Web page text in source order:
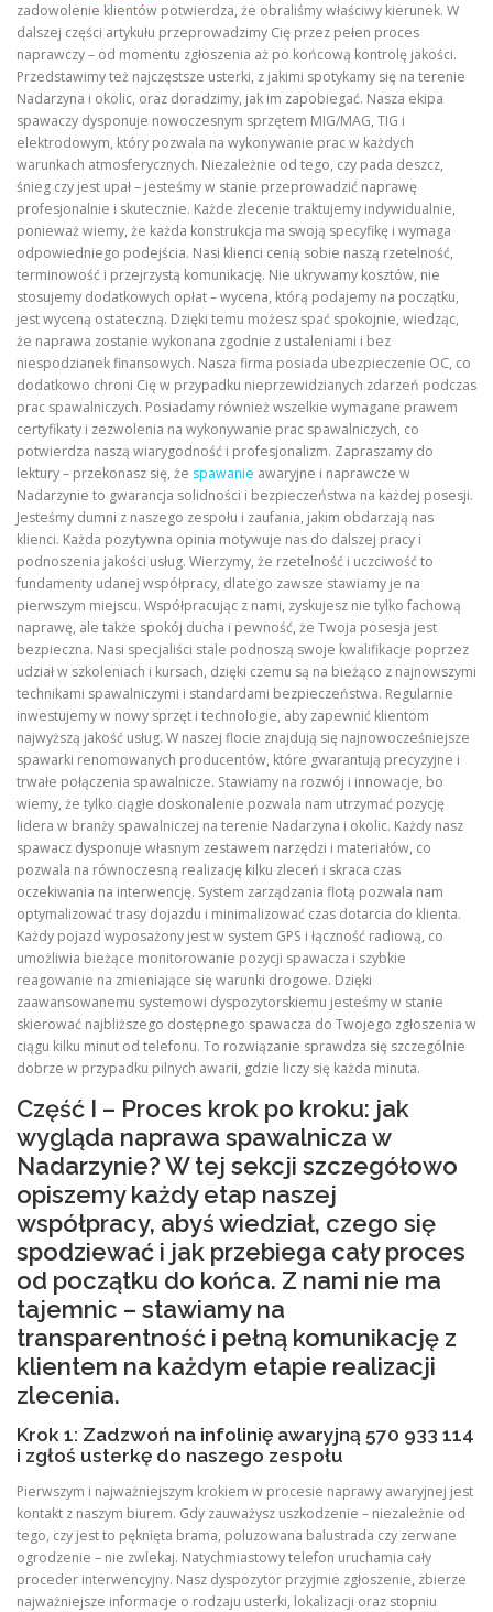
zadowolenie klientów potwierdza, że obraliśmy właściwy kierunek. W
dalszej części artykułu przeprowadzimy Cię przez pełen proces
naprawczy – od momentu zgłoszenia aż po końcową kontrolę jakości.
Przedstawimy też najczęstsze usterki, z jakimi spotykamy się na terenie
Nadarzyna i okolic, oraz doradzimy, jak im zapobiegać. Nasza ekipa
spawaczy dysponuje nowoczesnym sprzętem MIG/MAG, TIG i
elektrodowym, który pozwala na wykonywanie prac w każdych
warunkach atmosferycznych. Niezależnie od tego, czy pada deszcz,
śnieg czy jest upał – jesteśmy w stanie przeprowadzić naprawę
profesjonalnie i skutecznie. Każde zlecenie traktujemy indywidualnie,
ponieważ wiemy, że każda konstrukcja ma swoją specyfikę i wymaga
odpowiedniego podejścia. Nasi klienci cenią sobie naszą rzetelność,
terminowość i przejrzystą komunikację. Nie ukrywamy kosztów, nie
stosujemy dodatkowych opłat – wycena, którą podajemy na początku,
jest wyceną ostateczną. Dzięki temu możesz spać spokojnie, wiedząc,
że naprawa zostanie wykonana zgodnie z ustaleniami i bez
niespodzianek finansowych. Nasza firma posiada ubezpieczenie OC, co
dodatkowo chroni Cię w przypadku nieprzewidzianych zdarzeń podczas
prac spawalniczych. Posiadamy również wszelkie wymagane prawem
certyfikaty i zezwolenia na wykonywanie prac spawalniczych, co
potwierdza naszą wiarygodność i profesjonalizm. Zapraszamy do
lektury – przekonasz się, że spawanie awaryjne i naprawcze w
Nadarzynie to gwarancja solidności i bezpieczeństwa na każdej posesji.
Jesteśmy dumni z naszego zespołu i zaufania, jakim obdarzają nas
klienci. Każda pozytywna opinia motywuje nas do dalszej pracy i
podnoszenia jakości usług. Wierzymy, że rzetelność i uczciwość to
fundamenty udanej współpracy, dlatego zawsze stawiamy je na
pierwszym miejscu. Współpracując z nami, zyskujesz nie tylko fachową
naprawę, ale także spokój ducha i pewność, że Twoja posesja jest
bezpieczna. Nasi specjaliści stale podnoszą swoje kwalifikacje poprzez
udział w szkoleniach i kursach, dzięki czemu są na bieżąco z najnowszymi
technikami spawalniczymi i standardami bezpieczeństwa. Regularnie
inwestujemy w nowy sprzęt i technologie, aby zapewnić klientom
najwyższą jakość usług. W naszej flocie znajdują się najnowocześniejsze
spawarki renomowanych producentów, które gwarantują precyzyjne i
trwałe połączenia spawalnicze. Stawiamy na rozwój i innowacje, bo
wiemy, że tylko ciągłe doskonalenie pozwala nam utrzymać pozycję
lidera w branży spawalniczej na terenie Nadarzyna i okolic. Każdy nasz
spawacz dysponuje własnym zestawem narzędzi i materiałów, co
pozwala na równoczesną realizację kilku zleceń i skraca czas
oczekiwania na interwencję. System zarządzania flotą pozwala nam
optymalizować trasy dojazdu i minimalizować czas dotarcia do klienta.
Każdy pojazd wyposażony jest w system GPS i łączność radiową, co
umożliwia bieżące monitorowanie pozycji spawacza i szybkie
reagowanie na zmieniające się warunki drogowe. Dzięki
zaawansowanemu systemowi dyspozytorskiemu jesteśmy w stanie
skierować najbliższego dostępnego spawacza do Twojego zgłoszenia w
ciągu kilku minut od telefonu. To rozwiązanie sprawdza się szczególnie
dobrze w przypadku pilnych awarii, gdzie liczy się każda minuta.
Część I – Proces krok po kroku: jak
wygląda naprawa spawalnicza w
Nadarzynie? W tej sekcji szczegółowo
opiszemy każdy etap naszej
współpracy, abyś wiedział, czego się
spodziewać i jak przebiega cały proces
od początku do końca. Z nami nie ma
tajemnic – stawiamy na
transparentność i pełną komunikację z
klientem na każdym etapie realizacji
zlecenia.
Krok 1: Zadzwoń na infolinię awaryjną 570 933 114
i zgłoś usterkę do naszego zespołu
Pierwszym i najważniejszym krokiem w procesie naprawy awaryjnej jest
kontakt z naszym biurem. Gdy zauważysz uszkodzenie – niezależnie od
tego, czy jest to pęknięta brama, poluzowana balustrada czy zerwane
ogrodzenie – nie zwlekaj. Natychmiastowy telefon uruchamia cały
proceder interwencyjny. Nasz dyspozytor przyjmie zgłoszenie, zbierze
najważniejsze informacje o rodzaju usterki, lokalizacji oraz stopniu